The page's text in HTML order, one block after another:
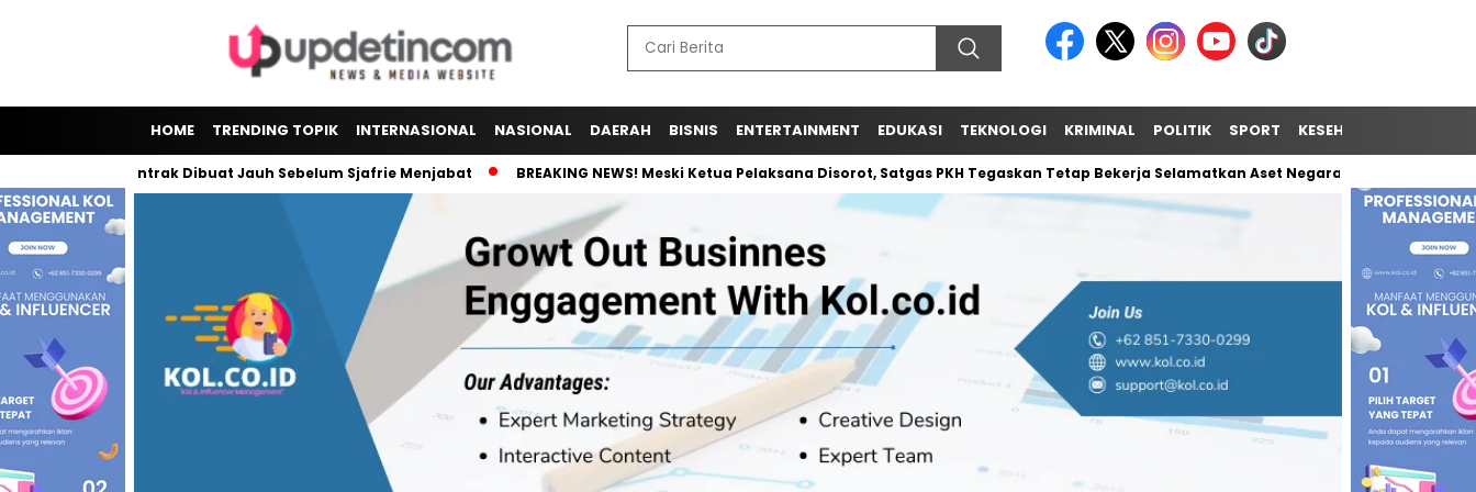
HOME TRENDING TOPIK INTERNASIONAL NASIONAL DAERAH BISNIS ENTERTAINMENT EDUKASI TEKNOLOGI KRIMINAL POLITIK SPORT KESEHATAN
Sorotan, Kontrak Dibuat Jauh Sebelum Sjafrie Menjabat BREAKING NEWS! Meski Ketua Pelaksana Disorot, Satgas PKH Tegaskan Tetap Bekerja Selamatkan Aset Negara